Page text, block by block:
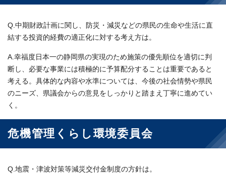
Q.中期財政計画に関し、防災・減災などの県民の生命や生活に直
結する投資的経費の適正化に対する考え方は。
A.幸福度日本一の静岡県の実現のため施策の優先順位を適切に判
断し、必要な事業には積極的に予算配分することは重要であると
考える。具体的な内容や水準については、今後の社会情勢や県民
のニーズ、県議会からの意見をしっかりと踏まえ丁寧に進めてい
く。
危機管理くらし環境委員会
Q.地震・津波対策等減災交付金制度の方針は。